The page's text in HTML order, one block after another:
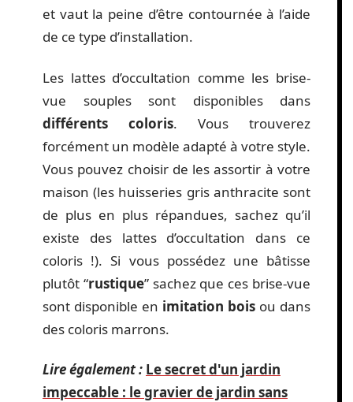
et vaut la peine d’être contournée à l’aide
de ce type d’installation.
Les lattes d’occultation comme les brise-
vue souples sont disponibles dans
différents coloris. Vous trouverez
forcément un modèle adapté à votre style.
Vous pouvez choisir de les assortir à votre
maison (les huisseries gris anthracite sont
de plus en plus répandues, sachez qu’il
existe des lattes d’occultation dans ce
coloris !). Si vous possédez une bâtisse
plutôt “rustique” sachez que ces brise-vue
sont disponible en imitation bois ou dans
des coloris marrons.
Lire également : Le secret d'un jardin
impeccable : le gravier de jardin sans